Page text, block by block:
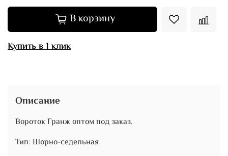
В корзину
Купить в 1 клик
Описание
Вороток Гранж оптом под заказ.
Тип: Шорно-седельная